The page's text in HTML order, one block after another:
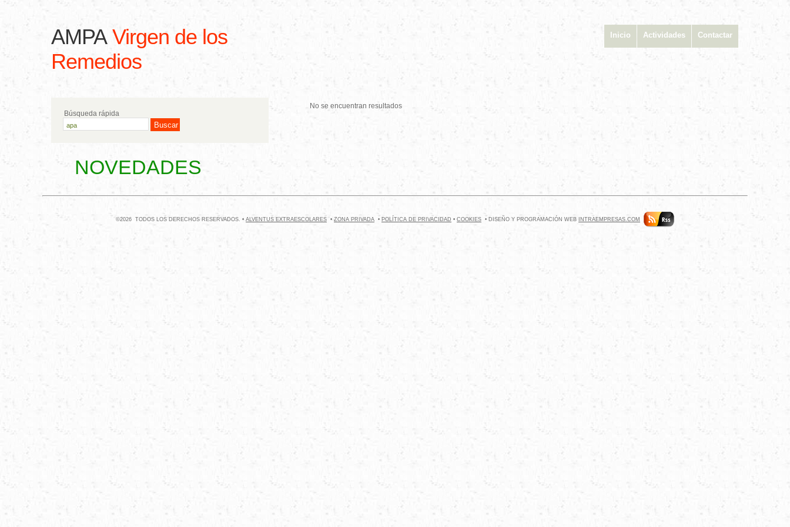
AMPAVirgen de los
Remedios
Inicio Actividades Contactar
Búsqueda rápida
NOVEDADES
No se encuentran resultados
©2026 TODOS LOS DERECHOS RESERVADOS. • ALVENTUS EXTRAESCOLARES • ZONA PRIVADA • POLÍTICA DE PRIVACIDAD • COOKIES • DISEÑO Y PROGRAMACIÓN WEB INTRAEMPRESAS.COM